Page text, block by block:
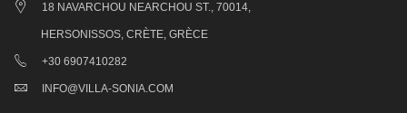
18 NAVARCHOU NEARCHOU ST., 70014,
HERSONISSOS, CRÈTE, GRÈCE
+30 6907410282
INFO@VILLA-SONIA.COM